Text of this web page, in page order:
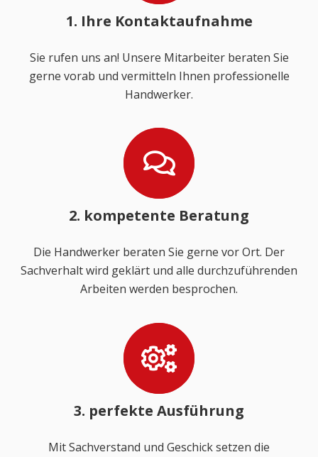
1. Ihre Kontaktaufnahme
Sie rufen uns an! Unsere Mitarbeiter beraten Sie
gerne vorab und vermitteln Ihnen professionelle
Handwerker.
2. kompetente Beratung
Die Handwerker beraten Sie gerne vor Ort. Der
Sachverhalt wird geklärt und alle durchzuführenden
Arbeiten werden besprochen.
3. perfekte Ausführung
Mit Sachverstand und Geschick setzen die